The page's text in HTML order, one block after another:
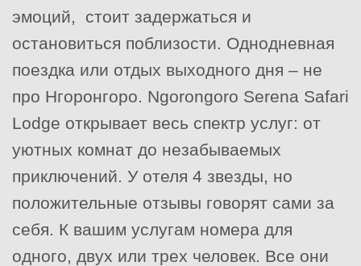
эмоций,
стоит задержаться и
остановиться поблизости. Однодневная
поездка или отдых выходного дня – не
про Нгоронгоро. Ngorongoro Serena Safari
Lodge открывает весь спектр услуг: от
уютных комнат до незабываемых
приключений. У отеля 4 звезды, но
положительные отзывы говорят сами за
себя. К вашим услугам номера для
одного, двух или трех человек. Все они